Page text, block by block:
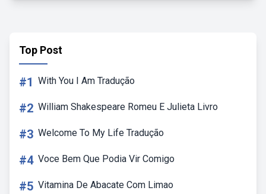
Top Post
#1 With You I Am Tradução
#2 William Shakespeare Romeu E Julieta Livro
#3 Welcome To My Life Tradução
#4 Voce Bem Que Podia Vir Comigo
#5 Vitamina De Abacate Com Limao